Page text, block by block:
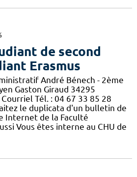
de second
Erasmus
André Bénech - 2ème
Gaston Giraud 34295
Tél. : 04 67 33 85 28
le duplicata d'un bulletin de
Internet de la Faculté
Vous êtes interne au CHU de